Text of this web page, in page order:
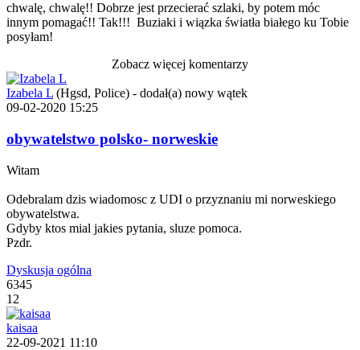
chwalę, chwalę!! Dobrze jest przecierać szlaki, by potem móc
innym pomagać!! Tak!!! Buziaki i wiązka światła białego ku Tobie
posyłam!
Zobacz więcej komentarzy
Izabela L (Hgsd, Police) - dodał(a) nowy wątek
09-02-2020 15:25
obywatelstwo polsko- norweskie
Witam
Odebralam dzis wiadomosc z UDI o przyznaniu mi norweskiego
obywatelstwa.
Gdyby ktos mial jakies pytania, sluze pomoca.
Pzdr.
Dyskusja ogólna
6345
12
kaisaa
22-09-2021 11:10